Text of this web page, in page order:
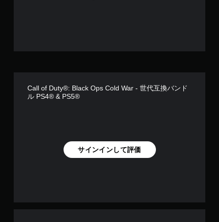
で
す
Call of Duty®: Black Ops Cold War - 世代互換バンド
ル PS4® & PS5®
サインインして評価